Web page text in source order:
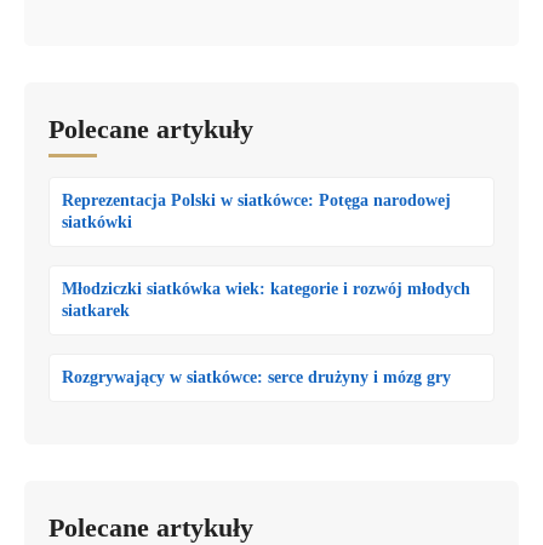
Polecane artykuły
Reprezentacja Polski w siatkówce: Potęga narodowej
siatkówki
Młodziczki siatkówka wiek: kategorie i rozwój młodych
siatkarek
Rozgrywający w siatkówce: serce drużyny i mózg gry
Polecane artykuły